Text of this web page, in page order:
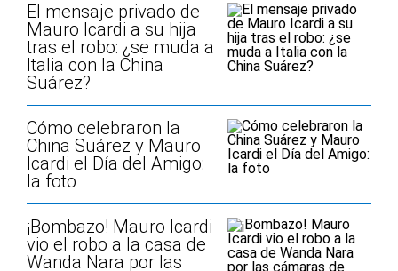
El mensaje privado de
Mauro Icardi a su hija
tras el robo: ¿se muda a
Italia con la China
Suárez?
Cómo celebraron la
China Suárez y Mauro
Icardi el Día del Amigo:
la foto
¡Bombazo! Mauro Icardi
vio el robo a la casa de
Wanda Nara por las